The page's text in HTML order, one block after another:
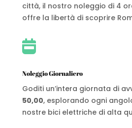
città, il nostro noleggio di 4
offre la libertà di scoprire

Noleggio Giornaliero
Goditi un’intera giornata di
50,00, esplorando ogni
nostre bici elettriche di alta